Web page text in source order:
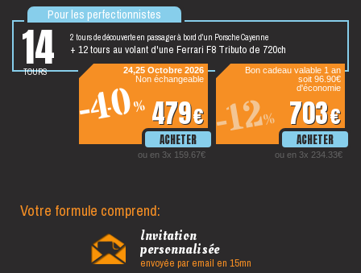
14
tours
2 tours de découverte en passager à bord d'un Porsche Cayenne
+ 12 tours au volant d'une Ferrari F8 Tributo de 720ch
Bon cadeau valable 1 an
703€
ou en 3x 234.33€
-12%
soit 96.90€
d'économie
24,25 Octobre 2026
Non échangeable
479€
ou en 3x 159.67€
-40%
Pour les perfectionnistes
Votre formule comprend:
Invitation
personnalisée
envoyée par email en 15mn